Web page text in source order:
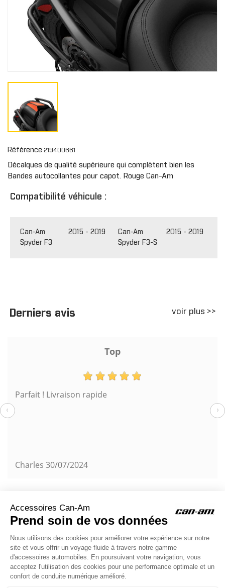
Référence 219400661
Décalques de qualité supérieure qui complètent bien les
Bandes autocollantes pour capot. Rouge Can-Am
Compatibilité véhicule :
Can-Am
Spyder F3
2015 - 2019
Can-Am
Spyder F3-S
2015 - 2019
Derniers avis voir plus >>
Top
Parfait ! Livraison rapide
Charles 30/07/2024
‹ ›
chat
ACCESSOIRES CAN-AM
Le site d'accessoires Can-Am vous propose des accessoires d'origine
pour équiper votre véhicule 3 roues (On Road) ou votre véhicule tout